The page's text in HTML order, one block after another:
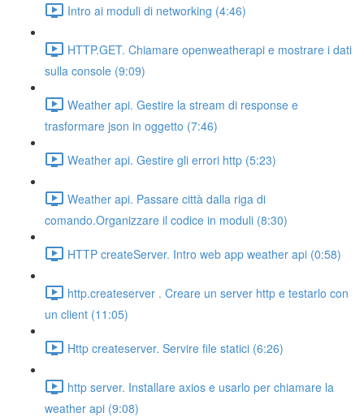
Intro ai moduli di networking (4:46)
HTTP.GET. Chiamare openweatherapi e mostrare i dati
sulla console (9:09)
Weather api. Gestire la stream di response e
trasformare json in oggetto (7:46)
Weather api. Gestire gli errori http (5:23)
Weather api. Passare città dalla riga di
comando.Organizzare il codice in moduli (8:30)
HTTP createServer. Intro web app weather api (0:58)
http.createserver . Creare un server http e testarlo con
un client (11:05)
Http createserver. Servire file statici (6:26)
http server. Installare axios e usarlo per chiamare la
weather api (9:08)